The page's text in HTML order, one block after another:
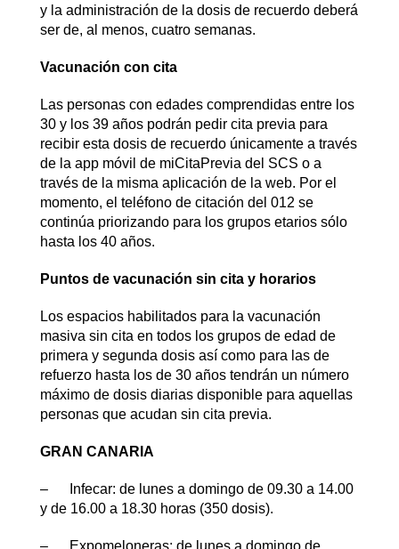
y la administración de la dosis de recuerdo deberá
ser de, al menos, cuatro semanas.
Vacunación con cita
Las personas con edades comprendidas entre los
30 y los 39 años podrán pedir cita previa para
recibir esta dosis de recuerdo únicamente a través
de la app móvil de miCitaPrevia del SCS o a
través de la misma aplicación de la web. Por el
momento, el teléfono de citación del 012 se
continúa priorizando para los grupos etarios sólo
hasta los 40 años.
Puntos de vacunación sin cita y horarios
Los espacios habilitados para la vacunación
masiva sin cita en todos los grupos de edad de
primera y segunda dosis así como para las de
refuerzo hasta los de 30 años tendrán un número
máximo de dosis diarias disponible para aquellas
personas que acudan sin cita previa.
GRAN CANARIA
– Infecar: de lunes a domingo de 09.30 a 14.00
y de 16.00 a 18.30 horas (350 dosis).